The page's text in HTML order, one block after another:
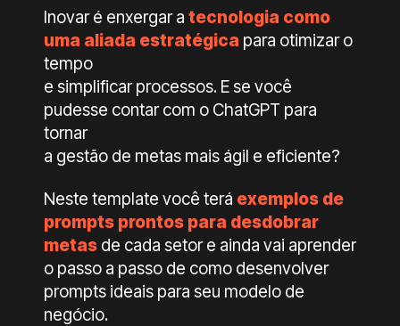
Inovar é enxergar a tecnologia como
uma aliada estratégica para otimizar o
tempo
e simplificar processos. E se você
pudesse contar com o ChatGPT para
tornar
a gestão de metas mais ágil e eficiente?
Neste template você terá exemplos de
prompts prontos para desdobrar
metas de cada setor e ainda vai aprender
o passo a passo de como desenvolver
prompts ideais para seu modelo de
negócio.